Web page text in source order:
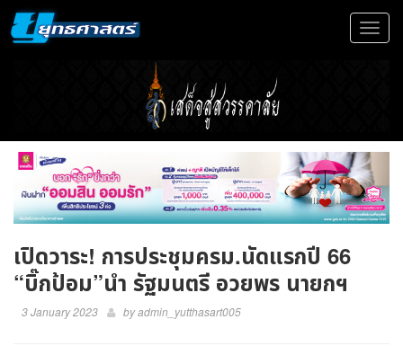
Toggle
เปิดวาระ! การประชุมครม.นัดแรกปี 66
“บิ๊กป้อม”นำ รัฐมนตรี อวยพร นายกฯ
3 January 2023 byadmin_yutthasart005